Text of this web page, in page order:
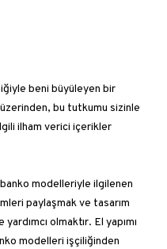
beni büyüleyen bir
bu tutkumu sizinle
ilham verici içerikler
banko modelleriyle ilgilenen
paylaşmak ve tasarım
olmaktır. El yapımı
modelleri işçiliğinden